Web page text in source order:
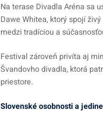
Na terase Divadla Aréna sa
Dawe Whitea, ktorý spojí
medzi tradíciou a
Festival zároveň privíta aj
Švandovho divadla, ktorá
priestore.
Slovenské osobnosti a